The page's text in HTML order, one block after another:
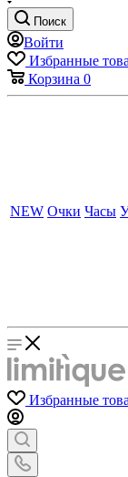
Поиск
Войти
Избранные
Корзина 0
NEW Очки Часы
Избранные